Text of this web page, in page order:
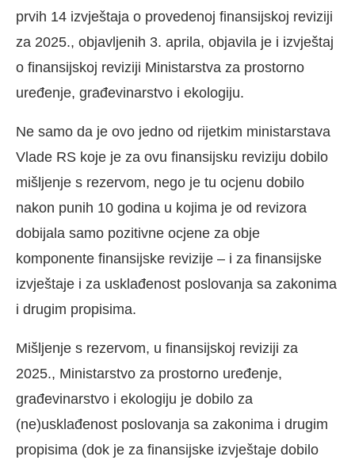
prvih 14 izvještaja o provedenoj finansijskoj reviziji
za 2025., objavljenih 3. aprila, objavila je i izvještaj
o finansijskoj reviziji Ministarstva za prostorno
uređenje, građevinarstvo i ekologiju.
Ne samo da je ovo jedno od rijetkim ministarstava
Vlade RS koje je za ovu finansijsku reviziju dobilo
mišljenje s rezervom, nego je tu ocjenu dobilo
nakon punih 10 godina u kojima je od revizora
dobijala samo pozitivne ocjene za obje
komponente finansijske revizije – i za finansijske
izvještaje i za usklađenost poslovanja sa zakonima
i drugim propisima.
Mišljenje s rezervom, u finansijskoj reviziji za
2025., Ministarstvo za prostorno uređenje,
građevinarstvo i ekologiju je dobilo za
(ne)usklađenost poslovanja sa zakonima i drugim
propisima (dok je za finansijske izvještaje dobilo